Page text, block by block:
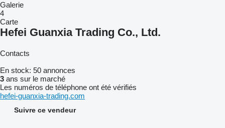
Galerie
4
Carte
Hefei Guanxia Trading Co., Ltd.
Contacts
En stock: 50 annonces
3 ans sur le marché
Les numéros de téléphone ont été vérifiés
hefei-guanxia-trading.com
Suivre ce vendeur